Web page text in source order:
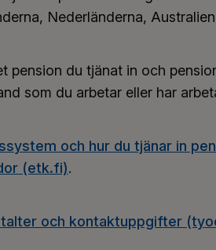
Nederländerna,
pension du tjänat in och
som du arbetar eller har
och hur du tjänar in
(etk.fi).
och kontaktuppgifter